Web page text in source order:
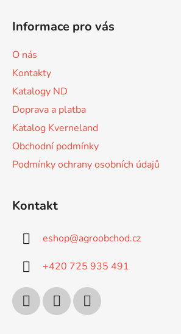
Informace pro vás
O nás
Kontakty
Katalogy ND
Doprava a platba
Katalog Kverneland
Obchodní podmínky
Podmínky ochrany osobních údajů
Kontakt
eshop@agroobchod.cz
+420 725 935 491